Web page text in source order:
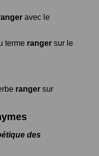
avec le
terme ranger sur le
ranger sur
des